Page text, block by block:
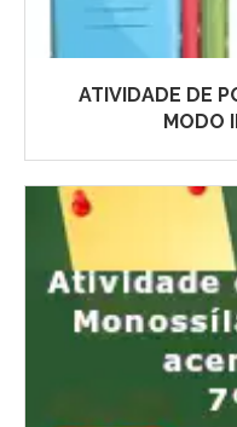
ATIVIDADE DE
MODO